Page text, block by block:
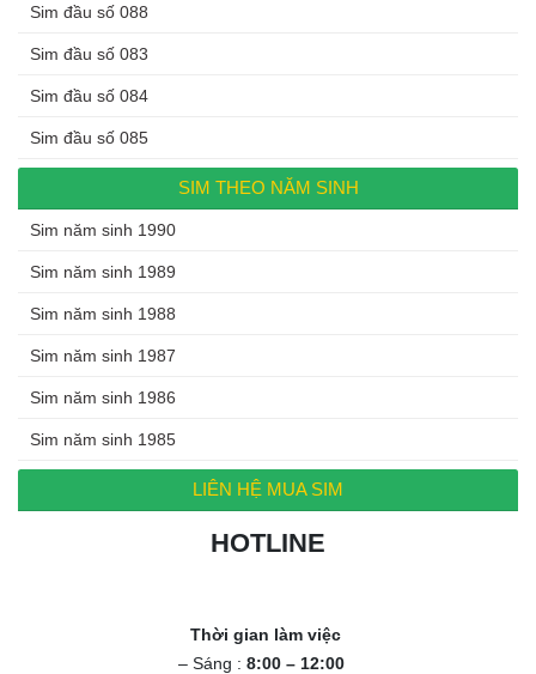
Sim đầu số 088
Sim đầu số 083
Sim đầu số 084
Sim đầu số 085
SIM THEO NĂM SINH
Sim năm sinh 1990
Sim năm sinh 1989
Sim năm sinh 1988
Sim năm sinh 1987
Sim năm sinh 1986
Sim năm sinh 1985
LIÊN HỆ MUA SIM
HOTLINE
Thời gian làm việc
– Sáng : 8:00 – 12:00